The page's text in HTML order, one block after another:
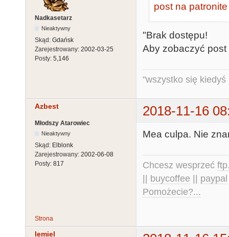
Nadkasetarz
Nieaktywny
Skąd: Gdańsk
Zarejestrowany: 2002-03-25
Posty: 5,146
post na patronite
"Brak dostępu!
Aby zobaczyć
"wszystko się kiedyś
Azbest 2018-11-16
Młodszy Atarowiec
Nieaktywny
Skąd: Elblonk
Zarejestrowany: 2002-06-08
Posty: 817
Mea culpa. Nie
Chcesz wesprzeć
buycoffee paypal
Pomożecie?...
Strona
lemiel